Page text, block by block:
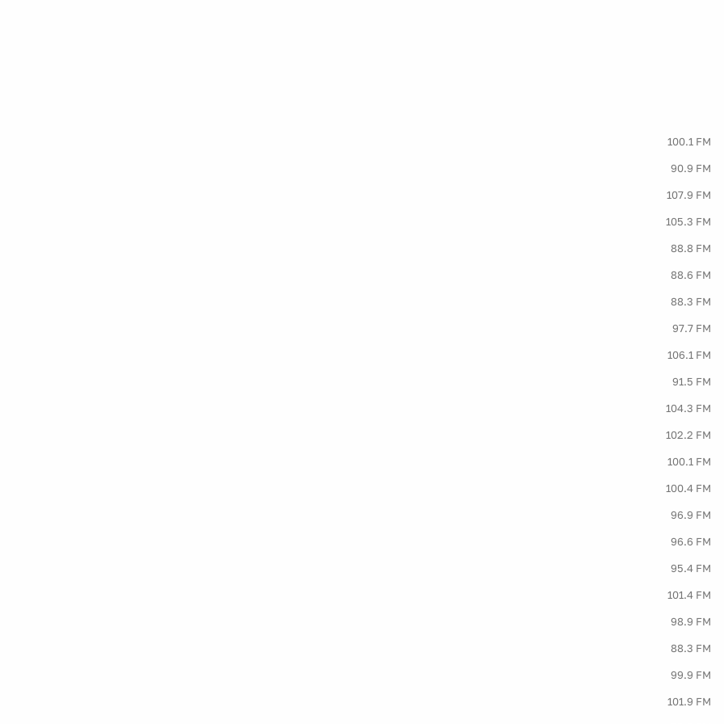
100.1 FM
90.9 FM
107.9 FM
105.3 FM
88.8 FM
88.6 FM
88.3 FM
97.7 FM
106.1 FM
91.5 FM
104.3 FM
102.2 FM
100.1 FM
100.4 FM
96.9 FM
96.6 FM
95.4 FM
101.4 FM
98.9 FM
88.3 FM
99.9 FM
101.9 FM